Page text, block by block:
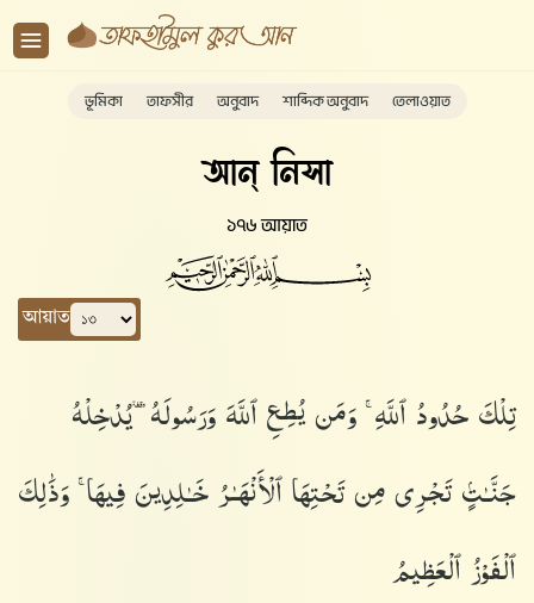
ভূমিকা তাফসীর অনুবাদ শাব্দিক অনুবাদ তেলাওয়াত
আন্ নিসা
১৭৬ আয়াত
আয়াত
تِلْكَ حُدُودُ ٱللَّهِ ۚ وَمَن يُطِعِ ٱللَّهَ وَرَسُولَهُۥ يُدْخِلْهُ
جَنَّـٰتٍۢ تَجْرِى مِن تَحْتِهَا ٱلْأَنْهَـٰرُ خَـٰلِدِينَ فِيهَا ۚ وَذَٰلِكَ
ٱلْفَوْزُ ٱلْعَظِيمُ